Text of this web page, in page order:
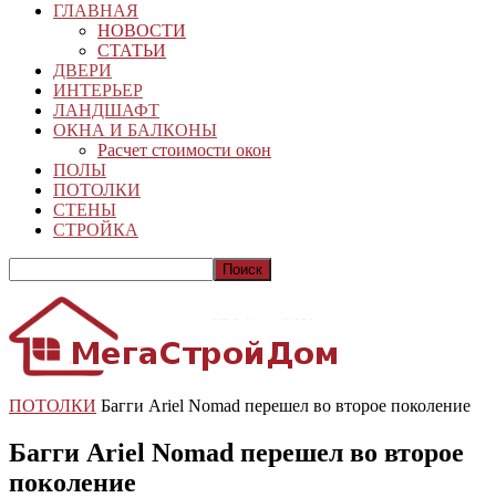
ГЛАВНАЯ
НОВОСТИ
СТАТЬИ
ДВЕРИ
ИНТЕРЬЕР
ЛАНДШАФТ
ОКНА И БАЛКОНЫ
Расчет стоимости окон
ПОЛЫ
ПОТОЛКИ
СТЕНЫ
СТРОЙКА
ПОТОЛКИ Багги Ariel Nomad перешел во второе поколение
Багги Ariel Nomad перешел во второе
поколение